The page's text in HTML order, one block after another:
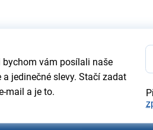
bychom vám posílali naše
a jedinečné slevy. Stačí zadat
mail a je to.